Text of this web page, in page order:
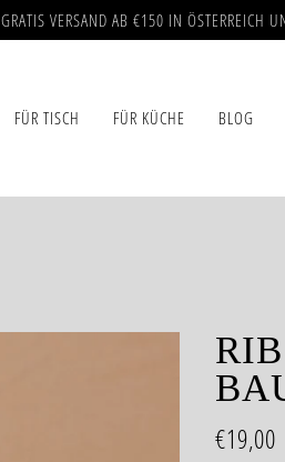
GRATIS VERSAND AB €150 IN ÖSTERREICH
FÜR TISCH FÜR KÜCHE BLOG
€19,00